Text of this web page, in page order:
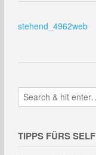
stehend_4962web
TIPPS FÜRS